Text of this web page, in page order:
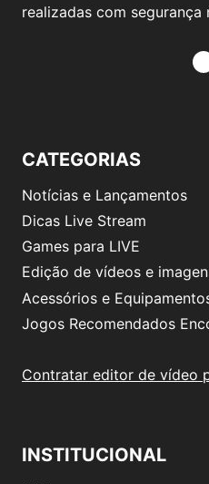
realizadas com
CATEGORIAS
Notícias e Lançamentos
Dicas Live Stream
Games para LIVE
Edição de vídeos e
Acessórios e
Jogos Recomendados
Contratar editor de vídeo
INSTITUCIONAL